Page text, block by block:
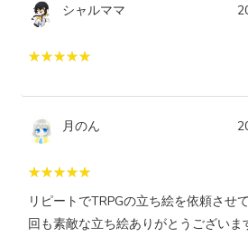
シャルママ
月のん
リピートでTRPGの立ち絵を依頼させ
回も素敵な立ち絵ありがとうござい